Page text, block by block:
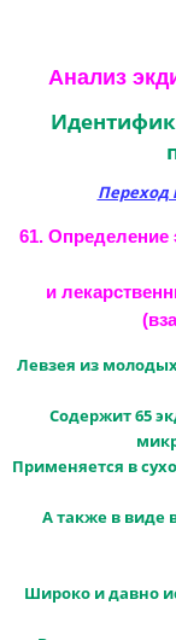
Анализ
Переход
61. Определение
и
Левзея из
Содержит 65
Применяется в
А также в виде
Широко и давно